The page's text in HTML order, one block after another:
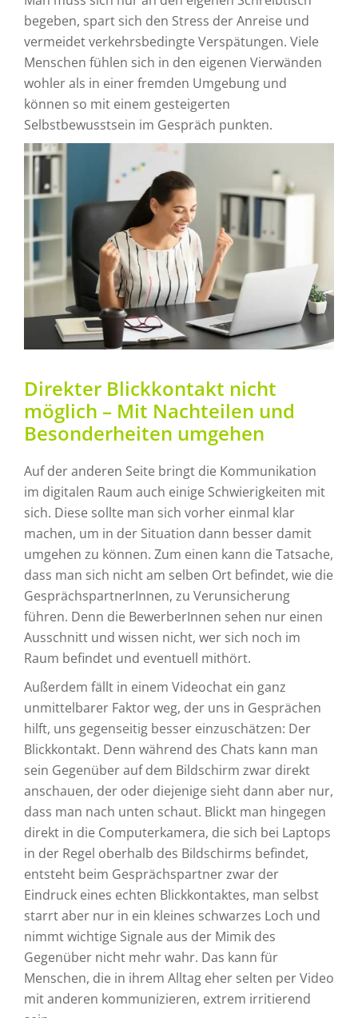
begeben, spart sich den Stress der Anreise und
vermeidet verkehrsbedingte Verspätungen. Viele
Menschen fühlen sich in den eigenen Vierwänden
wohler als in einer fremden Umgebung und
können so mit einem gesteigerten
Selbstbewusstsein im Gespräch punkten.
Direkter Blickkontakt nicht
möglich – Mit Nachteilen und
Besonderheiten umgehen
Auf der anderen Seite bringt die Kommunikation
im digitalen Raum auch einige Schwierigkeiten mit
sich. Diese sollte man sich vorher einmal klar
machen, um in der Situation dann besser damit
umgehen zu können. Zum einen kann die Tatsache,
dass man sich nicht am selben Ort befindet, wie die
GesprächspartnerInnen, zu Verunsicherung
führen. Denn die BewerberInnen sehen nur einen
Ausschnitt und wissen nicht, wer sich noch im
Raum befindet und eventuell mithört.
Außerdem fällt in einem Videochat ein ganz
unmittelbarer Faktor weg, der uns in Gesprächen
hilft, uns gegenseitig besser einzuschätzen: Der
Blickkontakt. Denn während des Chats kann man
sein Gegenüber auf dem Bildschirm zwar direkt
anschauen, der oder diejenige sieht dann aber nur,
dass man nach unten schaut. Blickt man hingegen
direkt in die Computerkamera, die sich bei Laptops
in der Regel oberhalb des Bildschirms befindet,
entsteht beim Gesprächspartner zwar der
Eindruck eines echten Blickkontaktes, man selbst
starrt aber nur in ein kleines schwarzes Loch und
nimmt wichtige Signale aus der Mimik des
Gegenüber nicht mehr wahr. Das kann für
Menschen, die in ihrem Alltag eher selten per Video
mit anderen kommunizieren, extrem irritierend